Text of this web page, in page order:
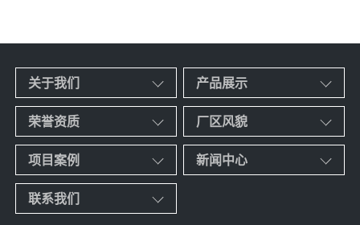
关于我们 产品展示
荣誉资质 厂区风貌
项目案例 新闻中心
联系我们